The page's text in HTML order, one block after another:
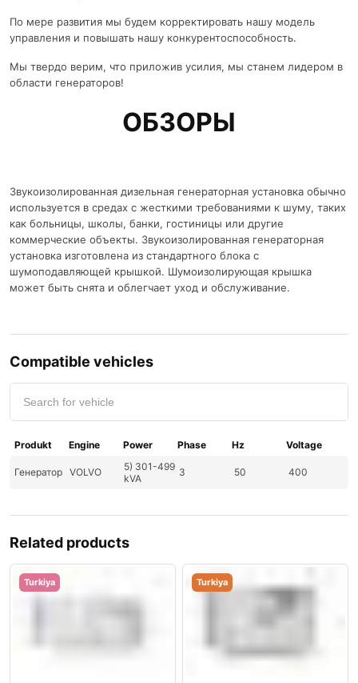
По мере развития мы будем корректировать нашу модель
управления и повышать нашу конкурентоспособность.
Мы твердо верим, что приложив усилия, мы станем лидером в
области генераторов!
ОБЗОРЫ
Звукоизолированная дизельная генераторная установка обычно
используется в средах с жесткими требованиями к шуму, таких
как больницы, школы, банки, гостиницы или другие
коммерческие объекты. Звукоизолированная генераторная
установка изготовлена ​​из стандартного блока с
шумоподавляющей крышкой. Шумоизолирующая крышка
может быть снята и облегчает уход и обслуживание.
Compatible vehicles
Produkt Engine Power Phase Hz Voltage
Генератор VOLVO
5) 301-499
kVA
3 50 400
Related products
Turkiya Turkiya